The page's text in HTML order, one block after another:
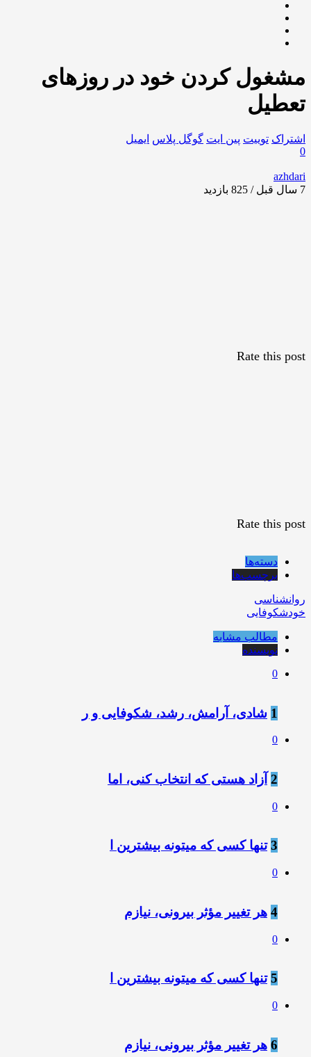
مشغول کردن خود در روزهای
تعطیل
اشتراک توییت پین ایت گوگل‌ پلاس ایمیل
0
azhdari
7 سال قبل / 825
بازدید
Rate this post
Rate this post
دسته‌ها
برچسب‌ها
روانشناسی
خودشکوفایی
مطالب مشابه
نویسنده
0
1 شادی، آرامش، رشد، شکوفایی و ر
0
2 آزاد هستی که انتخاب کنی، اما
0
3 تنها کسی که میتونه بیشترین ا
0
4 هر تغییر مؤثر بیرونی، نیازم
0
5 تنها کسی که میتونه بیشترین ا
0
6 هر تغییر مؤثر بیرونی، نیازم